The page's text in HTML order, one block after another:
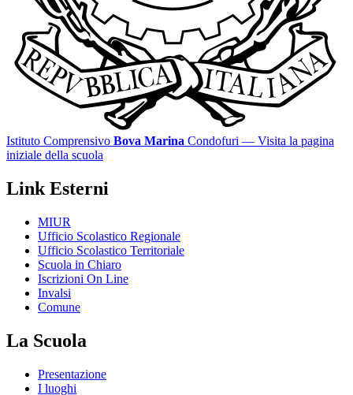
Istituto Comprensivo Bova Marina Condofuri — Visita la pagina
iniziale della scuola
Link Esterni
MIUR
Ufficio Scolastico Regionale
Ufficio Scolastico Territoriale
Scuola in Chiaro
Iscrizioni On Line
Invalsi
Comune
La Scuola
Presentazione
I luoghi